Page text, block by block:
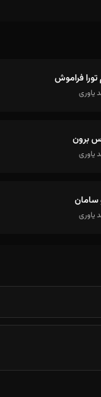
تورا فراموش
یاوری
برون
یاوری
سامان
یاوری